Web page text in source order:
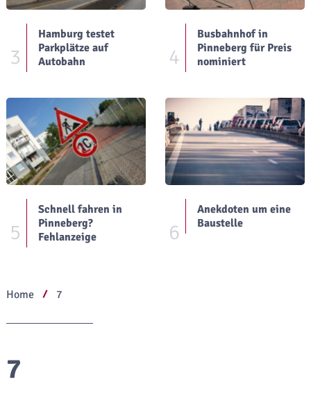
3
Hamburg testet
Parkplätze auf
Autobahn
4
Busbahnhof in
Pinneberg für Preis
nominiert
5
Schnell fahren in
Pinneberg?
Fehlanzeige
6
Anekdoten um eine
Baustelle
Home 7
7